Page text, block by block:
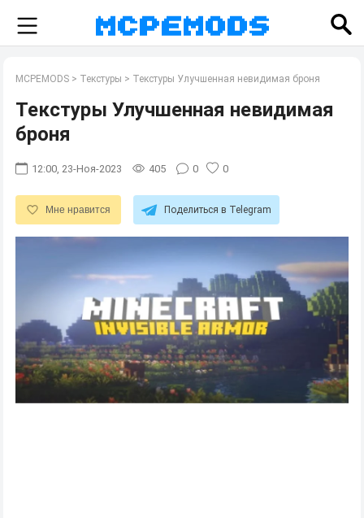
MCPEMODS > Текстуры > Текстуры Улучшенная невидимая броня
Текстуры Улучшенная невидимая
броня
12:00, 23-Ноя-2023 405 0 0
Мне нравится Поделиться в Telegram